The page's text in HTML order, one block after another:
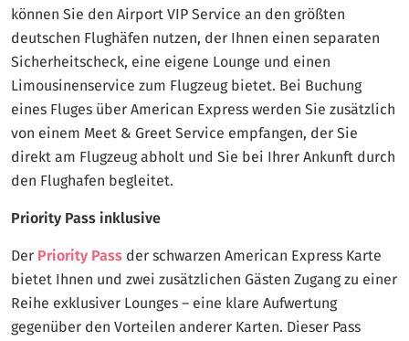
können Sie den Airport VIP Service an den größten
deutschen Flughäfen nutzen, der Ihnen einen separaten
Sicherheitscheck, eine eigene Lounge und einen
Limousinenservice zum Flugzeug bietet. Bei Buchung
eines Fluges über American Express werden Sie zusätzlich
von einem Meet & Greet Service empfangen, der Sie
direkt am Flugzeug abholt und Sie bei Ihrer Ankunft durch
den Flughafen begleitet.
Priority Pass inklusive
Der Priority Pass der schwarzen American Express Karte
bietet Ihnen und zwei zusätzlichen Gästen Zugang zu einer
Reihe exklusiver Lounges – eine klare Aufwertung
gegenüber den Vorteilen anderer Karten. Dieser Pass